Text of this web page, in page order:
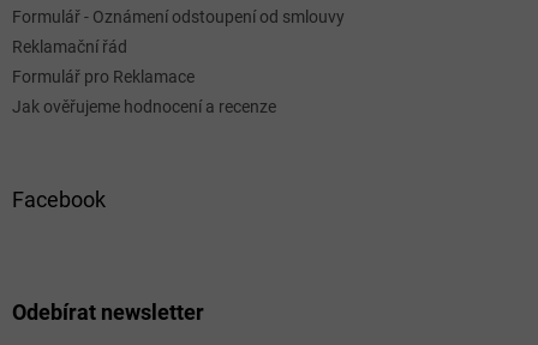
Formulář - Oznámení odstoupení od smlouvy
Reklamační řád
Formulář pro Reklamace
Jak ověřujeme hodnocení a recenze
Facebook
Odebírat newsletter